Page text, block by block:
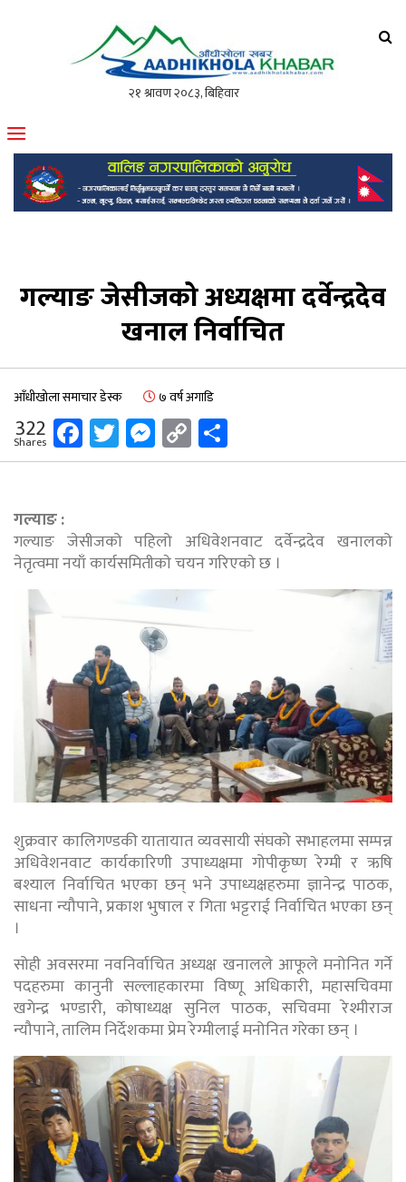
मोफसलकै लोकप्रिय अनलाइन पत्रिका
गल्याङ जेसीजको अध्यक्षमा दर्वेन्द्रदेव
खनाल निर्वाचित
आँधीखोला समाचार डेस्क ७ वर्ष अगाडि
322
Shares Facebook
Twitter
Messenger
Copy
Link
गल्याङ :
गल्याङ जेसीजको पहिलो अधिवेशनवाट दर्वेन्द्रदेव खनालको
नेतृत्वमा नयाँ कार्यसमितीकाे चयन गरिएकाे छ ।
शुक्रवार कालिगण्डकी यातायात व्यवसायी संघको सभाहलमा सम्पन्न
अधिवेशनवाट कार्यकारिणी उपाध्यक्षमा गोपीकृष्ण रेग्मी र ऋषि
बश्याल निर्वाचित भएका छन् भने उपाध्यक्षहरुमा ज्ञानेन्द्र पाठक,
साधना न्यौपाने, प्रकाश भुषाल र गिता भट्टराई निर्वाचित भएका छन्
।
सोही अवसरमा नवनिर्वाचित अध्यक्ष खनालले आफूले मनोनित गर्ने
पदहरुमा कानुनी सल्लाहकारमा विष्णू अधिकारी, महासचिवमा
खगेन्द्र भण्डारी, कोषाध्यक्ष सुनिल पाठक, सचिवमा रेश्मीराज
न्यौपाने, तालिम निर्देशकमा प्रेम रेग्मीलाई मनोनित गरेका छन् ।